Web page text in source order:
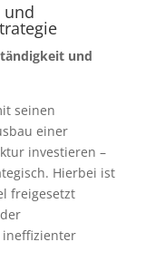
und
und
seinen
einer
investieren –
Hierbei ist
freigesetzt
ineffizienter